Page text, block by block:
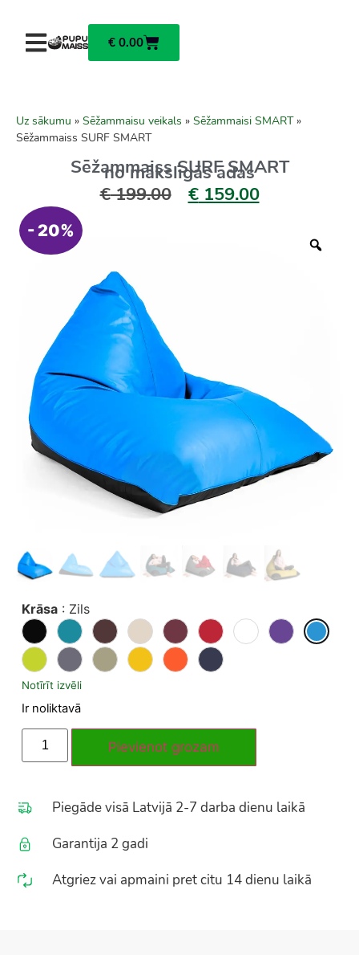
€ 0.00
Uz sākumu » Sēžammaisu veikals » Sēžammaisi SMART»
Sēžammaiss SURF SMART
Sēžammaiss SURF SMART
no mākslīgās ādas
€199.00 €159.00
- 20%
Krāsa : Zils
Notīrīt izvēli
Ir noliktavā
Pievienot grozam
Piegāde visā Latvijā 2-7 darba dienu laikā
Garantija 2 gadi
Atgriez vai apmaini pret citu 14 dienu laikā